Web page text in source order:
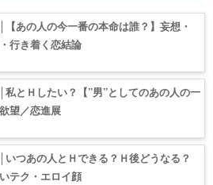
【あの人の今一番の本命は誰？】妄想・
行き着く恋結論
私とＨしたい？【”男”としてのあの人の一
望／恋進展
いつあの人とＨできる？Ｈ後どうなる？
テク・エロイ顔